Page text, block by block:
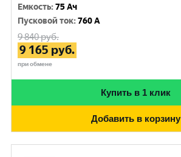
Емкость:75 Ач
Пусковой ток:760 A
9 840руб.
9 165 руб.
при обмене
Купить в 1 клик
Добавить в корзину